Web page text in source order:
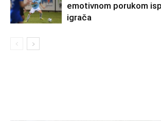
emotivnom porukom
igrača